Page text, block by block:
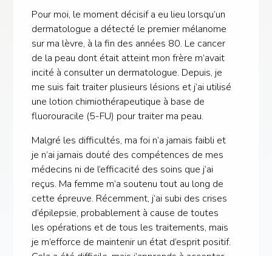
Pour moi, le moment décisif a eu lieu lorsqu’un
dermatologue a détecté le premier mélanome
sur ma lèvre, à la fin des années 80. Le cancer
de la peau dont était atteint mon frère m’avait
incité à consulter un dermatologue. Depuis, je
me suis fait traiter plusieurs lésions et j’ai utilisé
une lotion chimiothérapeutique à base de
fluorouracile (5-FU) pour traiter ma peau.
Malgré les difficultés, ma foi n’a jamais faibli et
je n’ai jamais douté des compétences de mes
médecins ni de l’efficacité des soins que j’ai
reçus. Ma femme m’a soutenu tout au long de
cette épreuve. Récemment, j’ai subi des crises
d’épilepsie, probablement à cause de toutes
les opérations et de tous les traitements, mais
je m’efforce de maintenir un état d’esprit positif.